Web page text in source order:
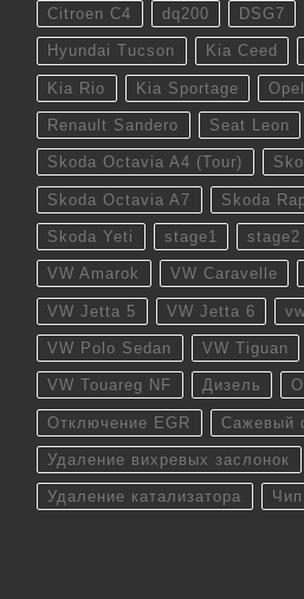
Citroen C4 dq200 DSG7
Hyundai Tucson Kia Ceed
Kia Rio Kia Sportage
Renault Sandero Seat Leon
Skoda Octavia A4 (Tour)
Skoda Octavia A7 Skoda
Skoda Yeti stage1 stage2
VW Amarok VW Caravelle
VW Jetta 5 VW Jetta 6
VW Polo Sedan VW Tiguan
VW Touareg NF Дизель
Отключение EGR Сажевый
Удаление вихревых заслонок
Удаление катализатора